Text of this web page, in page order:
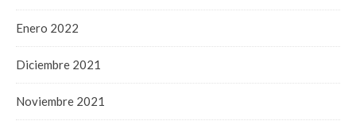
Enero 2022
Diciembre 2021
Noviembre 2021